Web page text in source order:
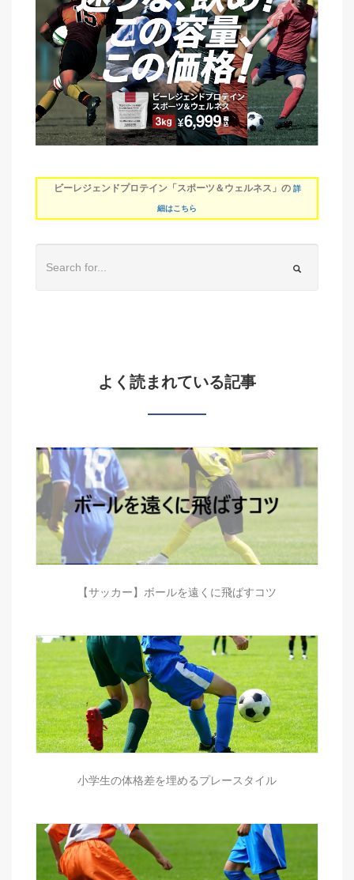
ビーレジェンドプロテイン「スポーツ＆ウェルネス」の 詳
細はこちら
よく読まれている記事
【サッカー】ボールを遠くに飛ばすコツ
小学生の体格差を埋めるプレースタイル